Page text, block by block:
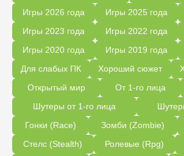
Игры 2026 года
Игры 2025 года
Игры 2023 года
Игры 2022 года
Игры 2020 года
Игры 2019 года
Для слабых ПК
Хороший сюжет
Открытый мир
От 1-го лица
Шутеры от 1-го лица
Гонки (Race)
Зомби (Zombie)
Стелс (Stealth)
Ролевые (Rpg)